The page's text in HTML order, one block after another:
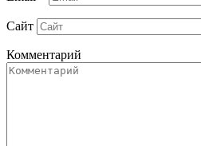
Сайт
Комментарий